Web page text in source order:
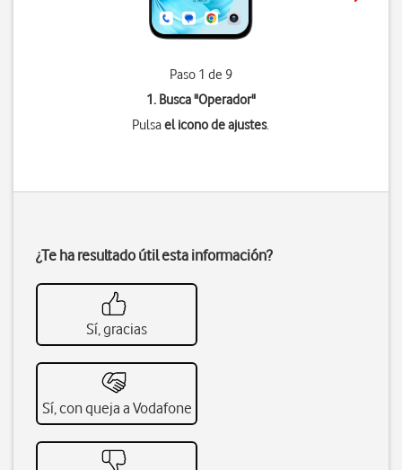
Paso 1 de 9
1. Busca "Operador"
Pulsael icono de ajustes.
¿Te ha resultado útil esta información?
Sí, gracias
Sí, con queja a Vodafone